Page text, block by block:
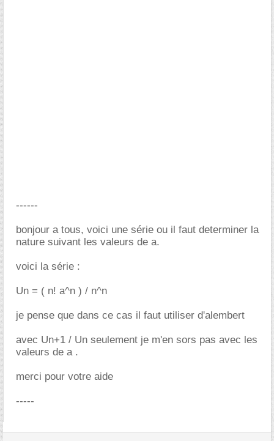
------
bonjour a tous, voici une série ou il faut determiner la
nature suivant les valeurs de a.
voici la série :
Un = ( n! a^n ) / n^n
je pense que dans ce cas il faut utiliser d'alembert
avec Un+1 / Un seulement je m'en sors pas avec les
valeurs de a .
merci pour votre aide
-----